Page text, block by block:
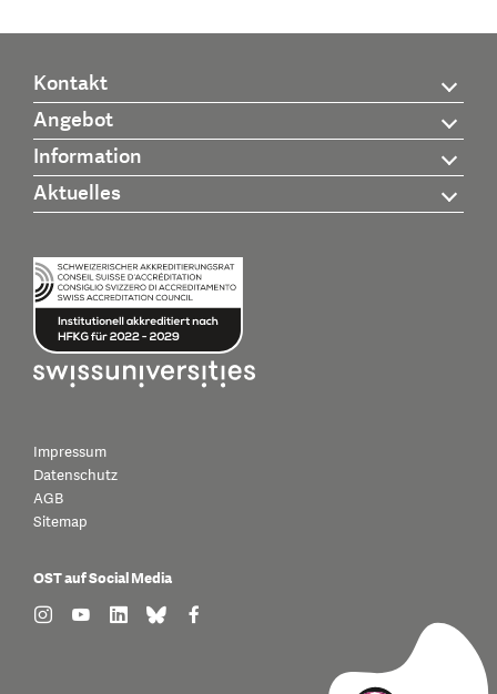
Kontakt
Angebot
Information
Aktuelles
Impressum
Datenschutz
AGB
Sitemap
OST auf Social Media
find us on: instagram
find us on: youtube
find us on: linkedin
find us on: bluesky
find us on: facebook